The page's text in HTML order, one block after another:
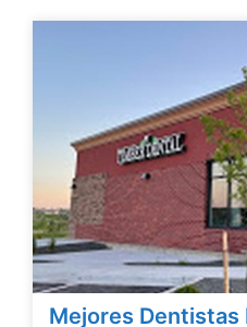
Mejores Dentistas